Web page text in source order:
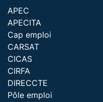
APEC
APECITA
Cap emploi
CARSAT
CICAS
CIRFA
DIRECCTE
Pôle emploi